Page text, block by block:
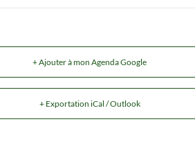
+ Ajouter à mon Agenda Google
+ Exportation iCal / Outlook